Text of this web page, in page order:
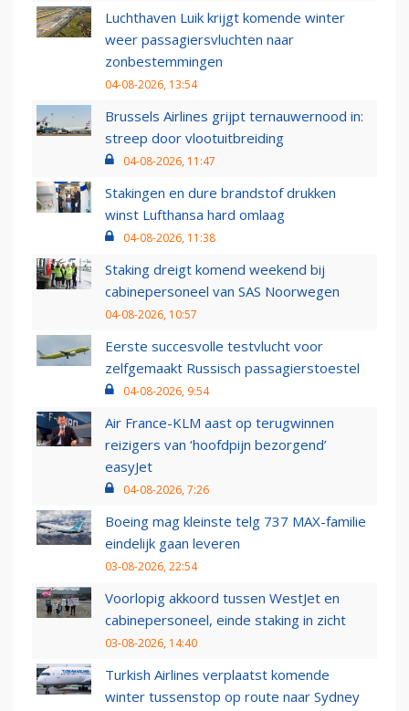
Luchthaven Luik krijgt komende winter
weer passagiersvluchten naar
zonbestemmingen
04-08-2026, 13:54
Brussels Airlines grijpt ternauwernood in:
streep door vlootuitbreiding
04-08-2026, 11:47
Stakingen en dure brandstof drukken
winst Lufthansa hard omlaag
04-08-2026, 11:38
Staking dreigt komend weekend bij
cabinepersoneel van SAS Noorwegen
04-08-2026, 10:57
Eerste succesvolle testvlucht voor
zelfgemaakt Russisch passagierstoestel
04-08-2026, 9:54
Air France-KLM aast op terugwinnen
reizigers van ‘hoofdpijn bezorgend’
easyJet
04-08-2026, 7:26
Boeing mag kleinste telg 737 MAX-familie
eindelijk gaan leveren
03-08-2026, 22:54
Voorlopig akkoord tussen WestJet en
cabinepersoneel, einde staking in zicht
03-08-2026, 14:40
Turkish Airlines verplaatst komende
winter tussenstop op route naar Sydney